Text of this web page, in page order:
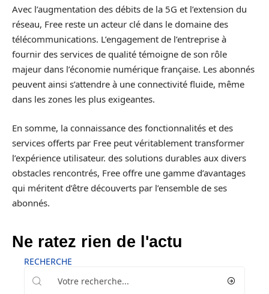
Avec l’augmentation des débits de la 5G et l’extension du
réseau, Free reste un acteur clé dans le domaine des
télécommunications. L’engagement de l’entreprise à
fournir des services de qualité témoigne de son rôle
majeur dans l’économie numérique française. Les abonnés
peuvent ainsi s’attendre à une connectivité fluide, même
dans les zones les plus exigeantes.
En somme, la connaissance des fonctionnalités et des
services offerts par Free peut véritablement transformer
l’expérience utilisateur. des solutions durables aux divers
obstacles rencontrés, Free offre une gamme d’avantages
qui méritent d’être découverts par l’ensemble de ses
abonnés.
Ne ratez rien de l'actu
RECHERCHE